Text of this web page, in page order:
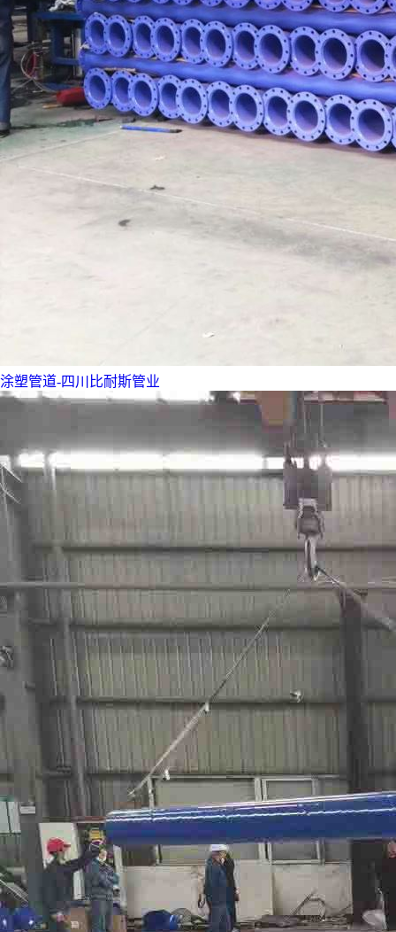
涂塑管道-四川比耐斯管业